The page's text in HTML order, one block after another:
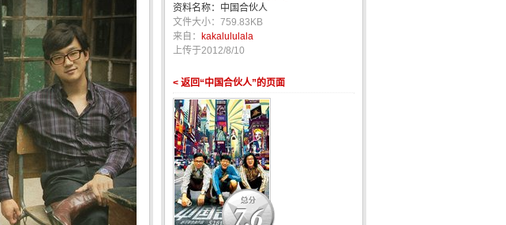
资料名称：中国合伙人
文件大小：759.83KB
来自： kakalululala
上传于2012/8/10
< 返回“中国合伙人”的页面
7.6